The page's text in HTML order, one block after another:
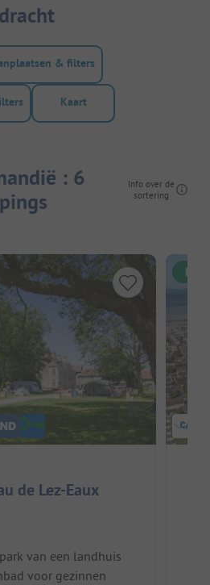
& filters
Kaart
: 6
Info over de
sortering
de Lez-Eaux
van een landhuis
voor gezinnen